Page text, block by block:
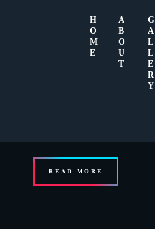
H
O
M
E
A
B
O
U
T
G
A
L
L
E
R
Y
READ MORE